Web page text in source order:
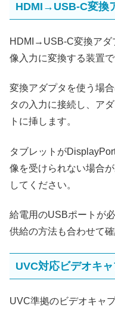
HDMI→USB-C変換
HDMI→USB-C変換アダ
像入力に変換する装置で
変換アダプタを使う場
タの入力に接続し、ア
トに挿します。
タブレットが
像を受けられない場合
してください。
給電用のUSBポートが
供給の方法も合わせて
UVC対応ビデオキ
UVC準拠のビデオキャ